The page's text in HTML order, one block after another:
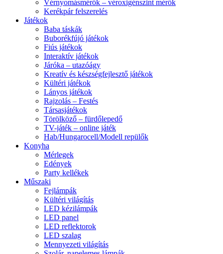
Vérnyomásmérők – véroxigénszint mérők
Kerékpár felszerelés
Játékok
Baba táskák
Buborékfújó játékok
Fiús játékok
Interaktív játékok
Járóka – utazóágy
Kreatív és készségfejlesztő játékok
Kültéri játékok
Lányos játékok
Rajzolás – Festés
Társasjátékok
Törölköző – fürdőlepedő
TV-játék – online játék
Hab/Hungarocell/Modell repülők
Konyha
Mérlegek
Edények
Party kellékek
Műszaki
Fejlámpák
Kültéri világítás
LED kézilámpák
LED panel
LED reflektorok
LED szalag
Mennyezeti világítás